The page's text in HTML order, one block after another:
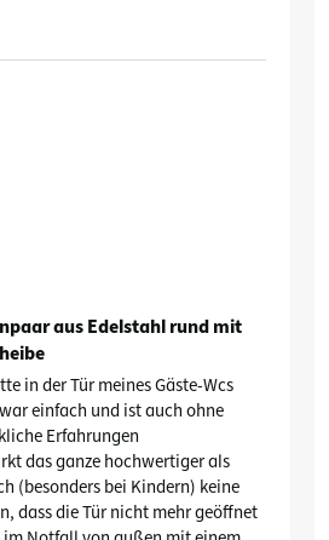
aus Edelstahl rund mit
in der Tür meines Gäste-Wcs
einfach und ist auch ohne
Erfahrungen
das ganze hochwertiger als
(besonders bei Kindern) keine
dass die Tür nicht mehr geöffnet